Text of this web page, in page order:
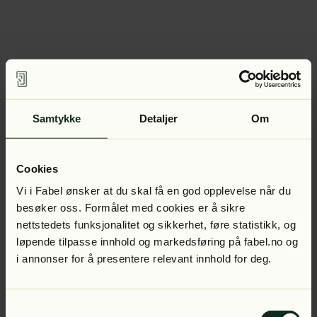
Samtykke Detaljer Om
Cookies
Vi i Fabel ønsker at du skal få en god opplevelse når du
besøker oss. Formålet med cookies er å sikre
nettstedets funksjonalitet og sikkerhet, føre statistikk, og
løpende tilpasse innhold og markedsføring på fabel.no og
i annonser for å presentere relevant innhold for deg.